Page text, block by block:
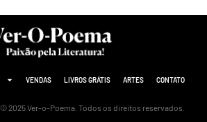
VENDAS LIVROS GRÁTIS ARTES CONTATO
© 2025 Ver-o-Poema. Todos os direitos reservados.